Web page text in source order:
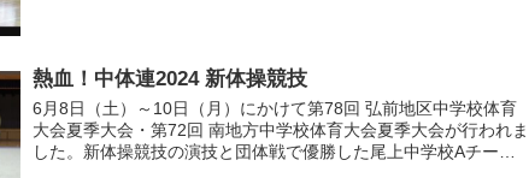
熱血！中体連2024 新体操競技
6月8日（土）～10日（月）にかけて第78回 弘前地区中学校体育
大会夏季大会・第72回 南地方中学校体育大会夏季大会が行われま
した。新体操競技の演技と団体戦で優勝した尾上中学校Aチーム